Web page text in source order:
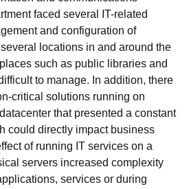
faced several IT-related
and configuration of
locations in and around the
such as public libraries and
to manage. In addition, there
critical solutions running on
that presented a constant
could directly impact business
of running IT services on a
servers increased complexity
services or during